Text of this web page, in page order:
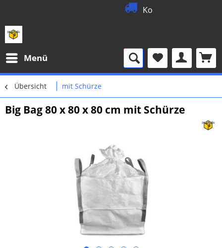
Menü
Übersicht mit Schürze
Big Bag 80 x 80 x 80 cm mit Schürze